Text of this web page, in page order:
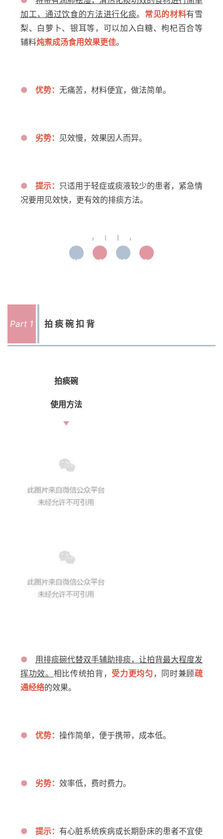
加工，通过饮食的方法进行化痰。 常见的材料有雪
梨、白萝卜、银耳等，可以加入白糖、枸杞百合等
辅料炖煮成汤食用效果更佳。
● 优势： 无痛苦，材料便宜，做法简单。
● 劣势： 见效慢，效果因人而异。
● 提示： 只适用于轻症或痰液较少的患者，紧急情
况要用见效快，更有效的排痰方法。
排 痰 设 备
Part 1 拍痰碗扣背
拍痰碗
使用方法
● 用排痰碗代替双手辅助排痰，让拍背最大程度发
挥功效。 相比传统拍背， 受力更均匀 ，同时兼顾疏
通经络的效果。
● 优势： 操作简单， 便于携带，成本低。
● 劣势： 效率低， 费时费力。
● 提示： 有心脏系统疾病或长期卧床的患者不宜使